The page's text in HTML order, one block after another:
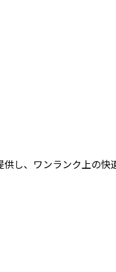
し、ワンランク上の快